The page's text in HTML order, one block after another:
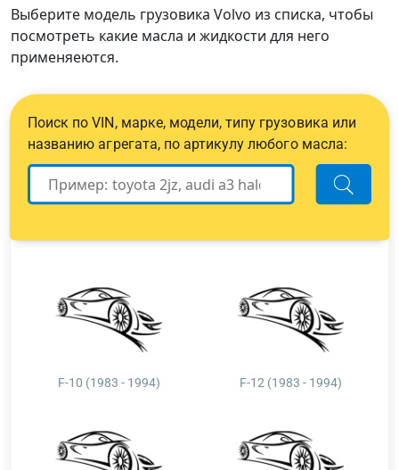
Выберите модель грузовика Volvo из списка, чтобы
посмотреть какие масла и жидкости для него
применяеются.
Поиск по VIN, марке, модели, типу грузовика или
названию агрегата, по артикулу любого масла:
F-10 (1983 - 1994) F-12 (1983 - 1994)